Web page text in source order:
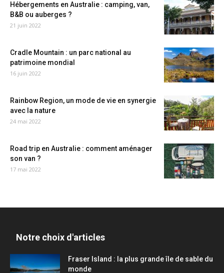
Hébergements en Australie : camping, van,
B&B ou auberges ?
21 juin 2022
Cradle Mountain : un parc national au
patrimoine mondial
16 juin 2022
Rainbow Region, un mode de vie en synergie
avec la nature
24 mai 2022
Road trip en Australie : comment aménager
son van ?
17 mai 2022
Notre choix d'articles
Fraser Island : la plus grande île de sable du
monde